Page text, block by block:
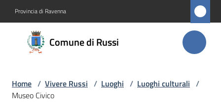
Provincia di Ravenna
Comune di Russi
Comune
di Russi
Amministrazione
Home / Vivere Russi / Luoghi / Luoghi culturali /
Museo Civico